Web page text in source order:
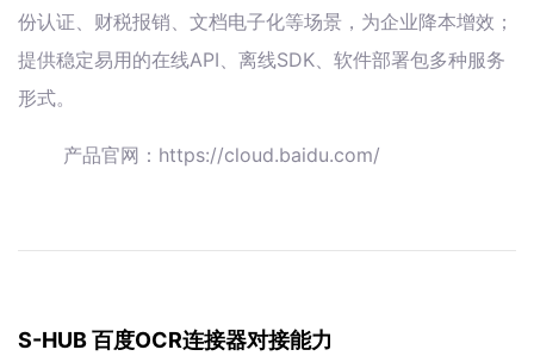
份认证、财税报销、文档电子化等场景，为企业降本增效；
提供稳定易用的在线API、离线SDK、软件部署包多种服务
形式。
产品官网：https://cloud.baidu.com/
S-HUB 百度OCR连接器对接能力